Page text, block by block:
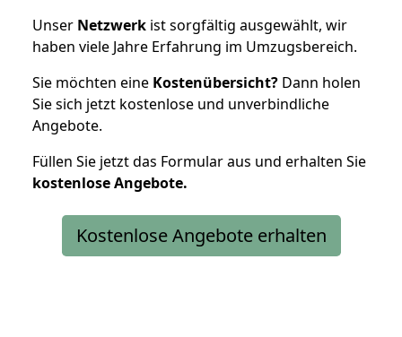
Unser Netzwerk ist sorgfältig ausgewählt, wir
haben viele Jahre Erfahrung im Umzugsbereich.
Sie möchten eine Kostenübersicht? Dann holen
Sie sich jetzt kostenlose und unverbindliche
Angebote.
Füllen Sie jetzt das Formular aus und erhalten Sie
kostenloseAngebote.
Kostenlose Angebote erhalten